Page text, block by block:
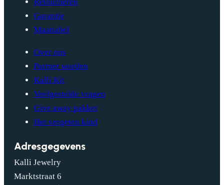
Retourneren
Garantie
Maattabel
Over ons
Partner worden
Kalli Kit
Veelgestelde vragen
Give away pakket
Het vergeten kind
Adresgegevens
Kalli Jewelry
Marktstraat 6